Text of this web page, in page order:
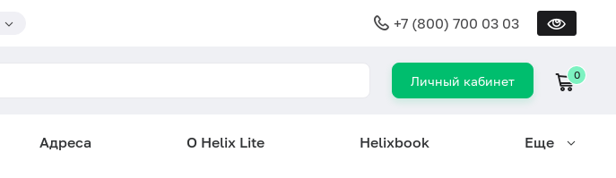
+7 (800) 700 03 03
Личный кабинет 0
Адреса О Helix Lite Helixbook Еще